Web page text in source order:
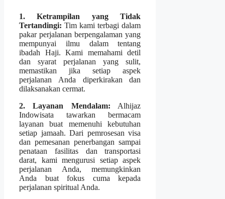
1. Ketrampilan yang Tidak
Tertandingi: Tim kami terbagi dalam
pakar perjalanan berpengalaman yang
mempunyai ilmu dalam tentang
ibadah Haji. Kami memahami detil
dan syarat perjalanan yang sulit,
memastikan jika setiap aspek
perjalanan Anda diperkirakan dan
dilaksanakan cermat.
2. Layanan Mendalam: Alhijaz
Indowisata tawarkan bermacam
layanan buat memenuhi kebutuhan
setiap jamaah. Dari pemrosesan visa
dan pemesanan penerbangan sampai
penataan fasilitas dan transportasi
darat, kami mengurusi setiap aspek
perjalanan Anda, memungkinkan
Anda buat fokus cuma kepada
perjalanan spiritual Anda.